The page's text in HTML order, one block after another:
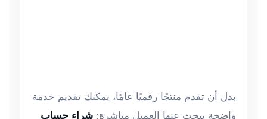
بدل أن تقدم منتجًا رقميًا عامًا، يمكنك تقديم خدمة
واضحة يبحث عنها العميل مباشرة: شراء حساب